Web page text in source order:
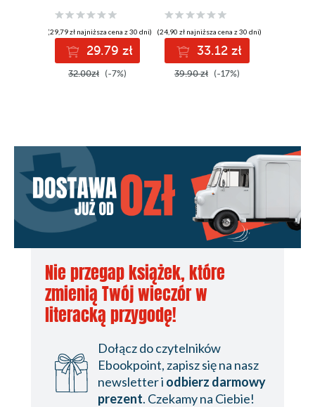
(29,79 zł najniższa cena z 30 dni)
29.79 zł
32.00zł (-7%)
(24,90 zł najniższa cena z 30 dni)
33.12 zł
39.90 zł (-17%)
Nie przegap książek, które
zmienią Twój wieczór w
literacką przygodę!
Dołącz do czytelników
Ebookpoint, zapisz się na nasz
newsletter i odbierz darmowy
prezent. Czekamy na Ciebie!